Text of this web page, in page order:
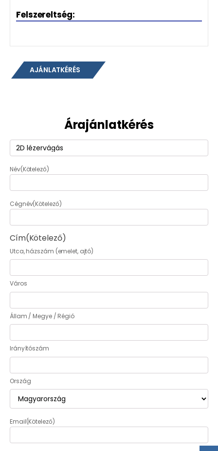
Felszereltség:
AJÁNLATKÉRÉS
Árajánlatkérés
Termék(Kötelező)
Név(Kötelező)
Cégnév(Kötelező)
Cím(Kötelező)
Utca, házszám (emelet, ajtó)
Város
Állam / Megye / Régió
Irányítószám
Ország
Email(Kötelező)